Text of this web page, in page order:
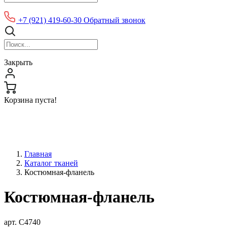
+7 (921) 419-60-30 Обратный звонок
Закрыть
Корзина пуста!
Главная
Каталог тканей
Костюмная-фланель
Костюмная-фланель
арт. С4740